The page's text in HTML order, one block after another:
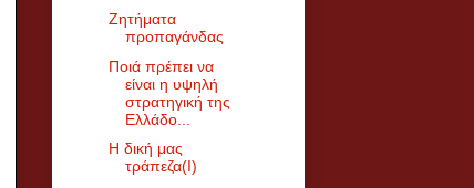
Ζητήματα
προπαγάνδας
Ποιά πρέπει να
είναι η υψηλή
στρατηγική της
Ελλάδο...
Η δική μας
τράπεζα(Ι)